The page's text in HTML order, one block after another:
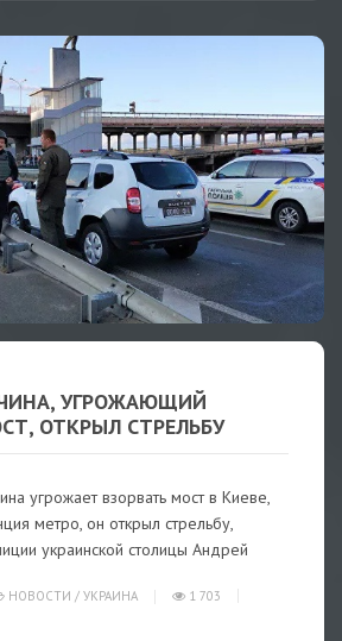
УГРОЖАЮЩИЙ
ОТКРЫЛ СТРЕЛЬБУ
угрожает взорвать мост в Киеве,
метро, он открыл стрельбу,
украинской столицы Андрей
НОВОСТИ / УКРАИНА
1 703